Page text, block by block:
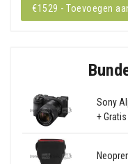
€1529 - Toevoegen
Sony
+